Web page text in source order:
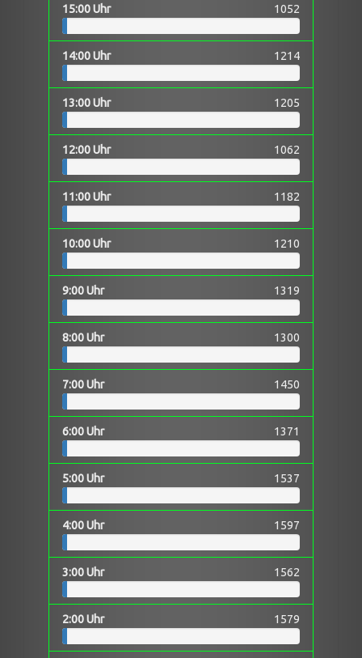
15:00 Uhr 1052
14:00 Uhr 1214
13:00 Uhr 1205
12:00 Uhr 1062
11:00 Uhr 1182
10:00 Uhr 1210
9:00 Uhr 1319
8:00 Uhr 1300
7:00 Uhr 1450
6:00 Uhr 1371
5:00 Uhr 1537
4:00 Uhr 1597
3:00 Uhr 1562
2:00 Uhr 1579